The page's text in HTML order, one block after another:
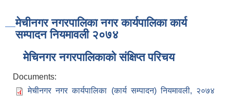
मेचीनगर नगरपालिका नगर कार्यपालिका कार्य
सम्पादन नियमावली २०७४
मेचिनगर नगरपालिकाको संक्षिप्‍त परिचय
Documents:
मेचीनगर नगर कार्यपालिका (कार्य सम्पादन) नियमावली, २०७४